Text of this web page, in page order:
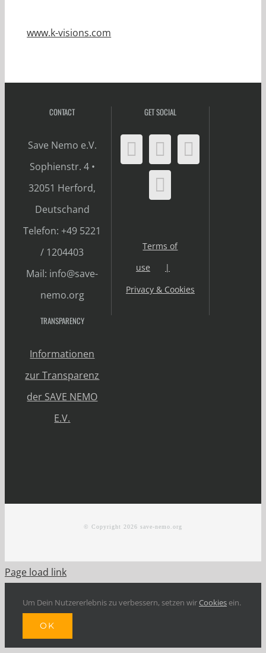
www.k-visions.com
CONTACT
Save Nemo e.V.
Sophienstr. 4 •
32051 Herford,
Deutschand
Telefon: +49 5221
/ 1204403
Mail: info@save-
nemo.org
GET SOCIAL
Terms of
use
Privacy & Cookies
TRANSPARENCY
Informationen
zur Transparenz
der SAVE NEMO
E.V.
© Copyright 2026 save-nemo.org
Page load link
Um Dein Nutzererlebnis zu verbessern, setzen wirCookies ein.
OK